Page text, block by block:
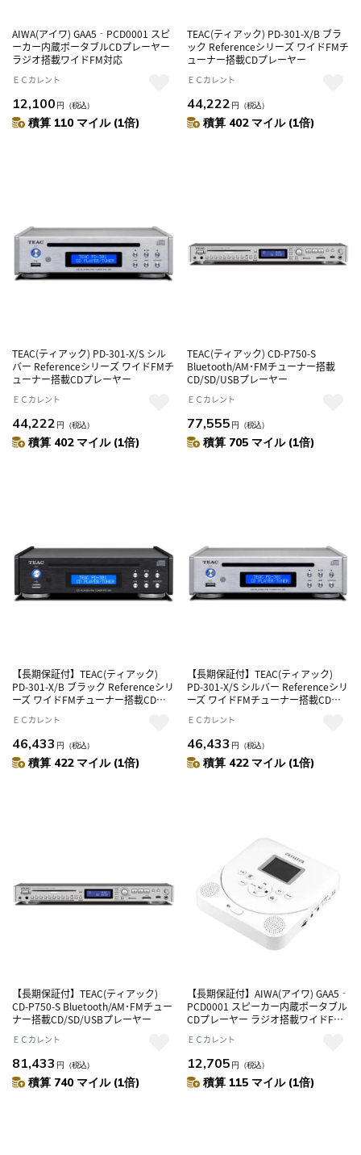
AIWA(アイワ) GAA5‐PCD0001 スピ
ーカー内蔵ポータブルCDプレーヤー
ラジオ搭載ワイドFM対応
ＥＣカレント
12,100 円 （税込）
積算 110 マイル (1倍)
TEAC(ティアック) PD-301-X/B ブラ
ック Referenceシリーズ ワイドFMチ
ューナー搭載CDプレーヤー
ＥＣカレント
44,222 円 （税込）
積算 402 マイル (1倍)
TEAC(ティアック) PD-301-X/S シル
バー Referenceシリーズ ワイドFMチ
ューナー搭載CDプレーヤー
ＥＣカレント
44,222 円 （税込）
積算 402 マイル (1倍)
TEAC(ティアック) CD-P750-S
Bluetooth/AM･FMチューナー搭載
CD/SD/USBプレーヤー
ＥＣカレント
77,555 円 （税込）
積算 705 マイル (1倍)
【長期保証付】TEAC(ティアック)
PD-301-X/B ブラック Referenceシリ
ーズ ワイドFMチューナー搭載CDプ
ＥＣカレント
46,433 円 （税込）
積算 422 マイル (1倍)
【長期保証付】TEAC(ティアック)
PD-301-X/S シルバー Referenceシリ
ーズ ワイドFMチューナー搭載CDプ
ＥＣカレント
46,433 円 （税込）
積算 422 マイル (1倍)
【長期保証付】TEAC(ティアック)
CD-P750-S Bluetooth/AM･FMチュー
ナー搭載CD/SD/USBプレーヤー
ＥＣカレント
81,433 円 （税込）
積算 740 マイル (1倍)
【長期保証付】AIWA(アイワ) GAA5‐
PCD0001 スピーカー内蔵ポータブル
CDプレーヤー ラジオ搭載ワイドFM
ＥＣカレント
12,705 円 （税込）
積算 115 マイル (1倍)